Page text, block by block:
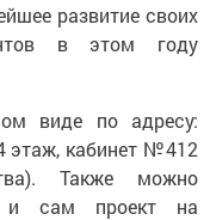
развитие своих
в этом году
виде по адресу:
этаж, кабинет №412
Также можно
и сам проект на